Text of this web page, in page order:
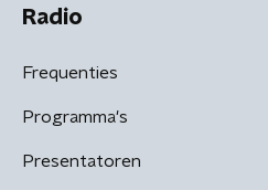
Radio
Frequenties
Programma's
Presentatoren